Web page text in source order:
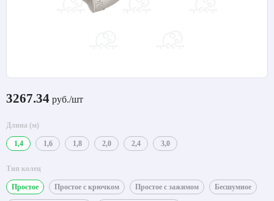
3267.34 руб./шт
Длина (м)
1,4 1,6 1,8 2,0 2,4 3,0
Тип колец
Простое Простое с крючком Простое с зажимом Бесшумное